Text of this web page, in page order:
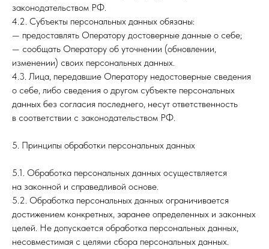
законодательством РФ.
4.2. Субъекты персональных данных обязаны:
— предоставлять Оператору достоверные данные о себе;
— сообщать Оператору об уточнении (обновлении,
изменении) своих персональных данных.
4.3. Лица, передавшие Оператору недостоверные сведения
о себе, либо сведения о другом субъекте персональных
данных без согласия последнего, несут ответственность
в соответствии с законодательством РФ.
5. Принципы обработки персональных данных
5.1. Обработка персональных данных осуществляется
на законной и справедливой основе.
5.2. Обработка персональных данных ограничивается
достижением конкретных, заранее определенных и законных
целей. Не допускается обработка персональных данных,
несовместимая с целями сбора персональных данных.